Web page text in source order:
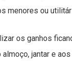
menores ou
os ganhos
jantar e